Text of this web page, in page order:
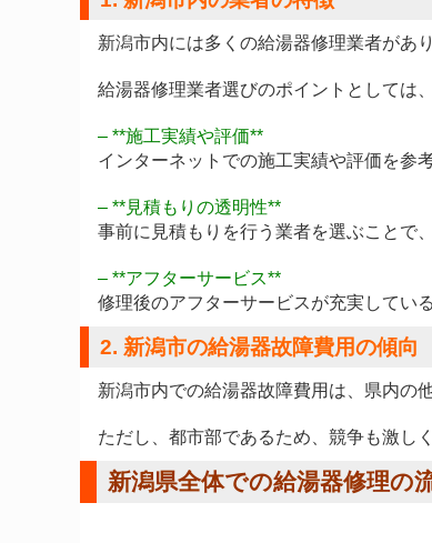
新潟市内には多くの給湯器修理業者があ
給湯器修理業者選びのポイントとしては
– **施工実績や評価**
インターネットでの施工実績や評価を参
– **見積もりの透明性**
事前に見積もりを行う業者を選ぶことで
– **アフターサービス**
修理後のアフターサービスが充実してい
2. 新潟市の給湯器故障費用の傾向
新潟市内での給湯器故障費用は、県内の
ただし、都市部であるため、競争も激し
新潟県全体での給湯器修理の